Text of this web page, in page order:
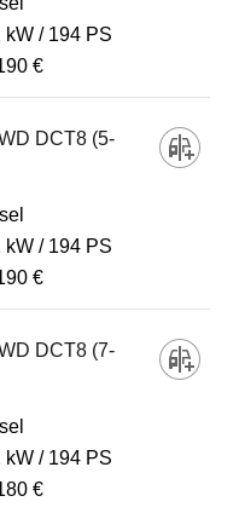
kW
194 PS
€
DCT8 (5-
kW
194 PS
€
DCT8 (7-
kW
194 PS
€